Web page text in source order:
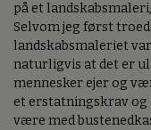
på et
Selvom jeg først
landskabsmaleriet
naturligvis at det er
mennesker ejer og
et erstatningskrav
være med